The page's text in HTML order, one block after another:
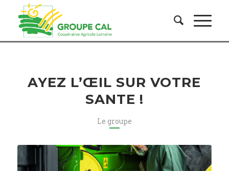
AYEZ L’ŒIL SUR VOTRE
SANTE !
Le groupe